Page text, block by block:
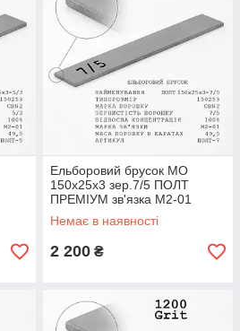
Ельборовий брусок МО
150х25х3 зер.7/5 ПОЛТ
ПРЕМІУМ зв'язка М2-01
(мідно-олов'яна)
Немає в наявності
2 200 ₴